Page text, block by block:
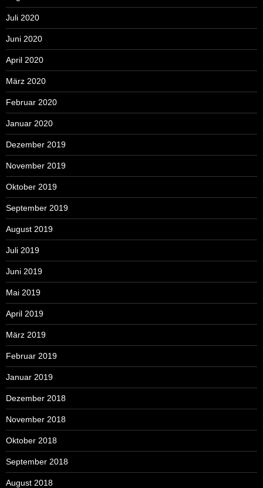
Juli 2020
Juni 2020
April 2020
März 2020
Februar 2020
Januar 2020
Dezember 2019
November 2019
Oktober 2019
September 2019
August 2019
Juli 2019
Juni 2019
Mai 2019
April 2019
März 2019
Februar 2019
Januar 2019
Dezember 2018
November 2018
Oktober 2018
September 2018
August 2018